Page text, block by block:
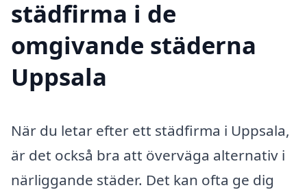
städfirma i de
omgivande städerna
Uppsala
När du letar efter ett städfirma i Uppsala,
är det också bra att överväga alternativ i
närliggande städer. Det kan ofta ge dig